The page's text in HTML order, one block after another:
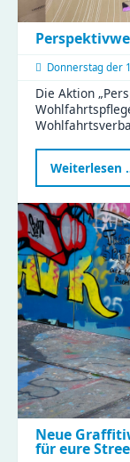
Donnerstag der
Die Aktion
Weiterlesen
Neue
für eure